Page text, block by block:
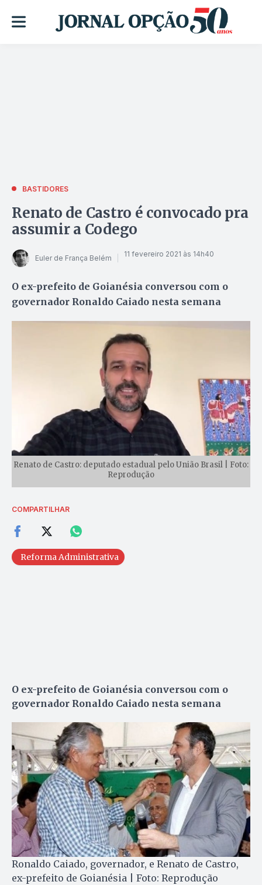
BASTIDORES
Renato de Castro é convocado pra
assumir a Codego
Euler de França Belém 11 fevereiro 2021 às 14h40
O ex-prefeito de Goianésia conversou com o
governador Ronaldo Caiado nesta semana
Renato de Castro: deputado estadual pelo União Brasil | Foto:
Reprodução
COMPARTILHAR
Reforma Administrativa
O ex-prefeito de Goianésia conversou com o
governador Ronaldo Caiado nesta semana
Ronaldo Caiado, governador, e Renato de Castro,
ex-prefeito de Goianésia | Foto: Reprodução